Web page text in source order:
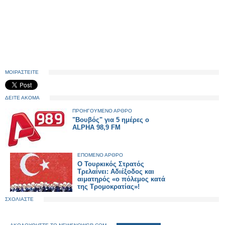
ΜΟΙΡΑΣΤΕΙΤΕ
ΔΕΙΤΕ ΑΚΟΜΑ
ΠΡΟΗΓΟΥΜΕΝΟ ΑΡΘΡΟ
"Βουβός" για 5 ημέρες ο
ALPHA 98,9 FM
ΕΠΟΜΕΝΟ ΑΡΘΡΟ
Ο Τουρκικός Στρατός
Τρελαίνει: Αδιέξοδος και
αιματηρός «ο πόλεμος κατά
της Τρομοκρατίας»!
ΣΧΟΛΙΑΣΤΕ